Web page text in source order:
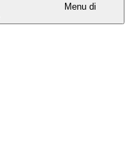
Menu di